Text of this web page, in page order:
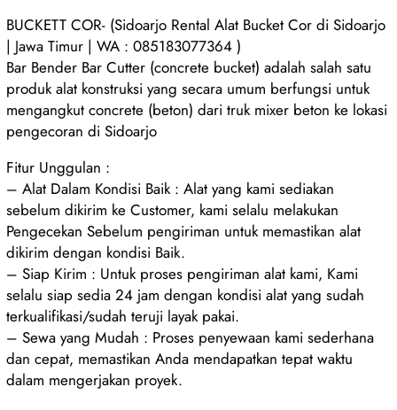
BUCKETT COR- (Sidoarjo Rental Alat Bucket Cor di Sidoarjo
| Jawa Timur | WA : 085183077364 )
Bar Bender Bar Cutter (concrete bucket) adalah salah satu
produk alat konstruksi yang secara umum berfungsi untuk
mengangkut concrete (beton) dari truk mixer beton ke lokasi
pengecoran di Sidoarjo
Fitur Unggulan :
– Alat Dalam Kondisi Baik : Alat yang kami sediakan
sebelum dikirim ke Customer, kami selalu melakukan
Pengecekan Sebelum pengiriman untuk memastikan alat
dikirim dengan kondisi Baik.
– Siap Kirim : Untuk proses pengiriman alat kami, Kami
selalu siap sedia 24 jam dengan kondisi alat yang sudah
terkualifikasi/sudah teruji layak pakai.
– Sewa yang Mudah : Proses penyewaan kami sederhana
dan cepat, memastikan Anda mendapatkan tepat waktu
dalam mengerjakan proyek.